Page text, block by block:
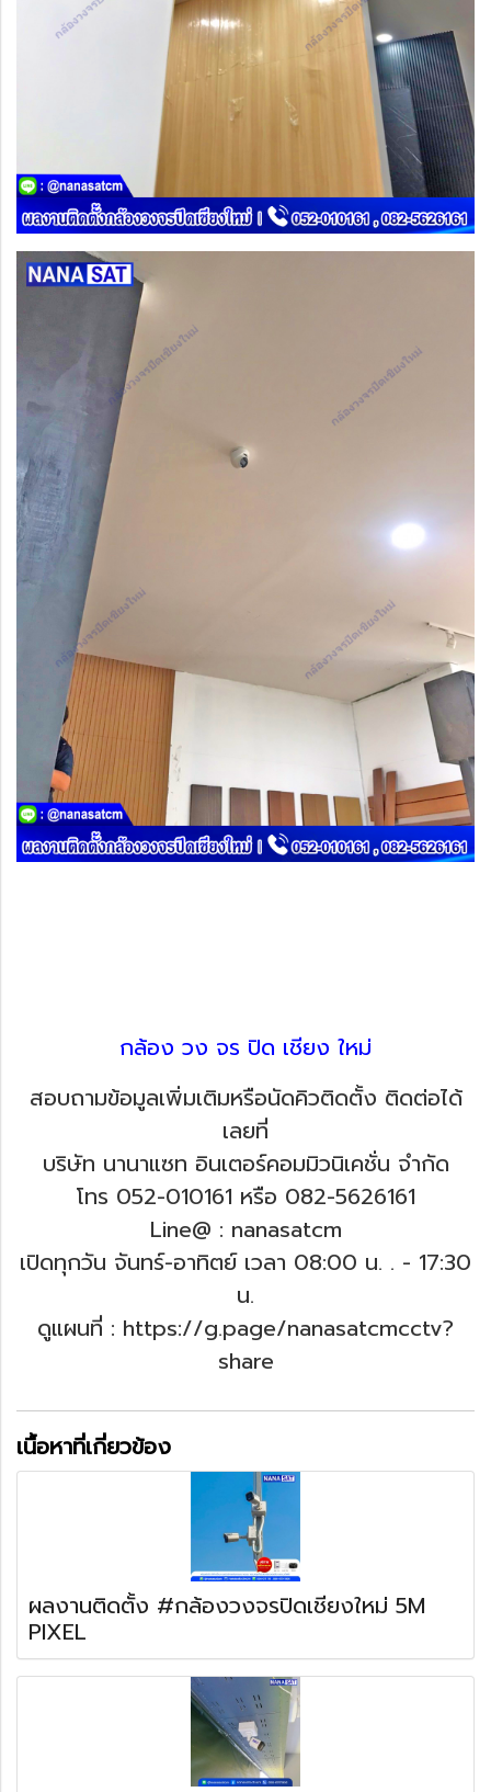
กล้อง วง จร ปิด เชียง ใหม่
สอบถามข้อมูลเพิ่มเติมหรือนัดคิวติดตั้ง ติดต่อได้
เลยที่
บริษัท นานาแซท อินเตอร์คอมมิวนิเคชั่น จำกัด
โทร 052-010161 หรือ 082-5626161
Line@ : nanasatcm
เปิดทุกวัน จันทร์-อาทิตย์ เวลา 08:00 น. . - 17:30
น.
ดูแผนที่ : https://g.page/nanasatcmcctv?
share
เนื้อหาที่เกี่ยวข้อง
ผลงานติดตั้ง #กล้องวงจรปิดเชียงใหม่ 5M
PIXEL